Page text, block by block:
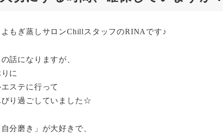
よもぎ蒸しサロンChillスタッフのRINAです♪
話になりますが、
に
ステに行って
びり過ごしていました☆
分磨き」が大好きで、